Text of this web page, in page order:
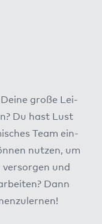
gro­ße Lei­
Du hast Lust
Team ein­
nut­zen, um
und
Dann